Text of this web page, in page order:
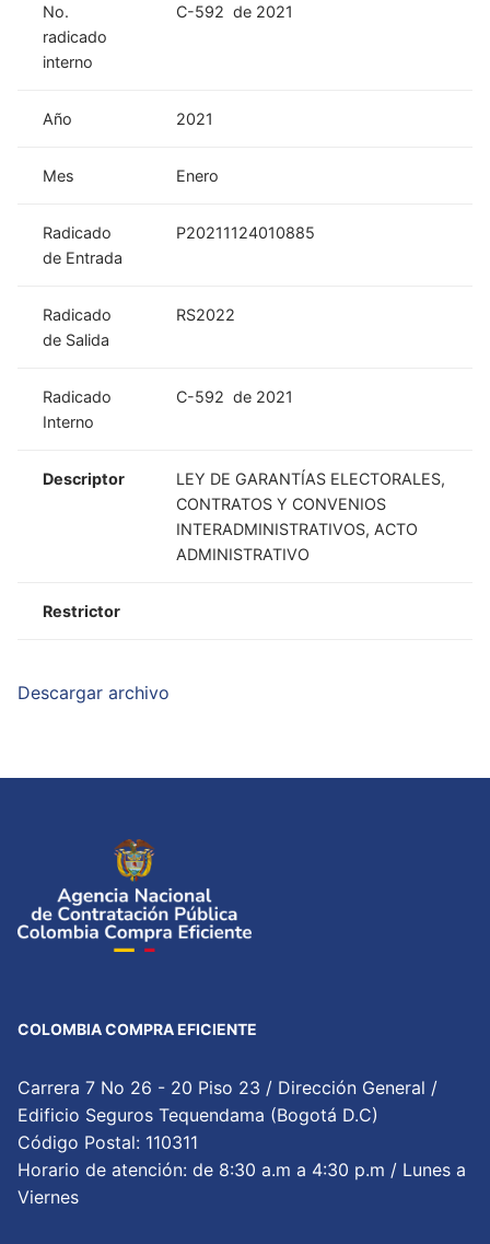
No.
radicado
interno
C-592 de 2021
Año 2021
Mes Enero
Radicado
de Entrada
P20211124010885
Radicado
de Salida
RS2022
Radicado
Interno
C-592 de 2021
Descriptor
LEY DE GARANTÍAS ELECTORALES,
CONTRATOS Y CONVENIOS
INTERADMINISTRATIVOS, ACTO
ADMINISTRATIVO
Restrictor
Descargar archivo
COLOMBIA COMPRA EFICIENTE
Carrera 7 No 26 - 20 Piso 23 / Dirección General /
Edificio Seguros Tequendama (Bogotá D.C)
Código Postal: 110311
Horario de atención: de 8:30 a.m a 4:30 p.m / Lunes a
Viernes